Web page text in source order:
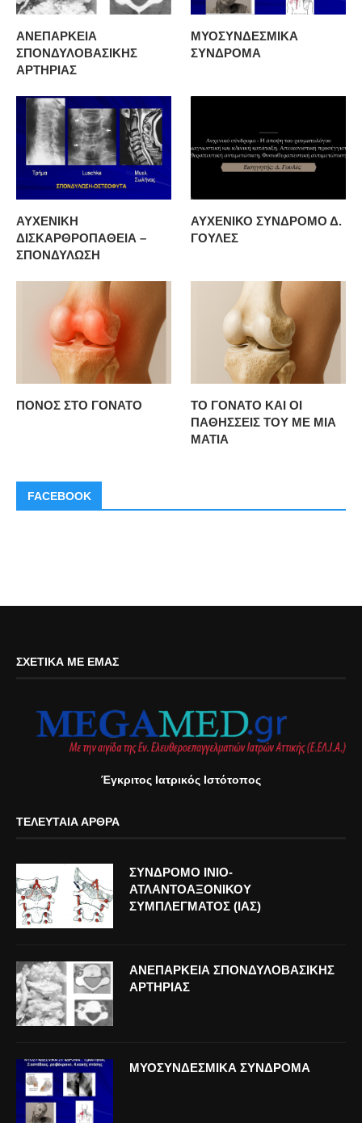
ΑΝΕΠΑΡΚΕΙΑ
ΣΠΟΝΔΥΛΟΒΑΣΙΚΗΣ
ΑΡΤΗΡΙΑΣ
ΜΥΟΣΥΝΔΕΣΜΙΚΑ
ΣΥΝΔΡΟΜΑ
ΑΥΧΕΝΙΚΗ
ΔΙΣΚΑΡΘΡΟΠΑΘΕΙΑ –
ΣΠΟΝΔΥΛΩΣΗ
ΑΥΧΕΝΙΚΟ ΣΥΝΔΡΟΜΟ Δ.
ΓΟΥΛΕΣ
ΠΟΝΟΣ ΣΤΟ ΓΟΝΑΤΟ
ΤΟ ΓΟΝΑΤΟ ΚΑΙ ΟΙ
ΠΑΘΗΣΣΕΙΣ ΤΟΥ ΜΕ ΜΙΑ
ΜΑΤΙΑ
FACEBOOK
ΣΧΕΤΙΚΆ ΜΕ ΕΜΆΣ
Έγκριτος Ιατρικός Ιστότοπος
ΤΕΛΕΥΤΑΊΑ ΆΡΘΡΑ
ΣΥΝΔΡΟΜΟ ΙΝΙΟ-
ΑΤΛΑΝΤΟΑΞΟΝΙΚΟΥ
ΣΥΜΠΛΕΓΜΑΤΟΣ (ΙΑΣ)
ΑΝΕΠΑΡΚΕΙΑ ΣΠΟΝΔΥΛΟΒΑΣΙΚΗΣ
ΑΡΤΗΡΙΑΣ
ΜΥΟΣΥΝΔΕΣΜΙΚΑ ΣΥΝΔΡΟΜΑ